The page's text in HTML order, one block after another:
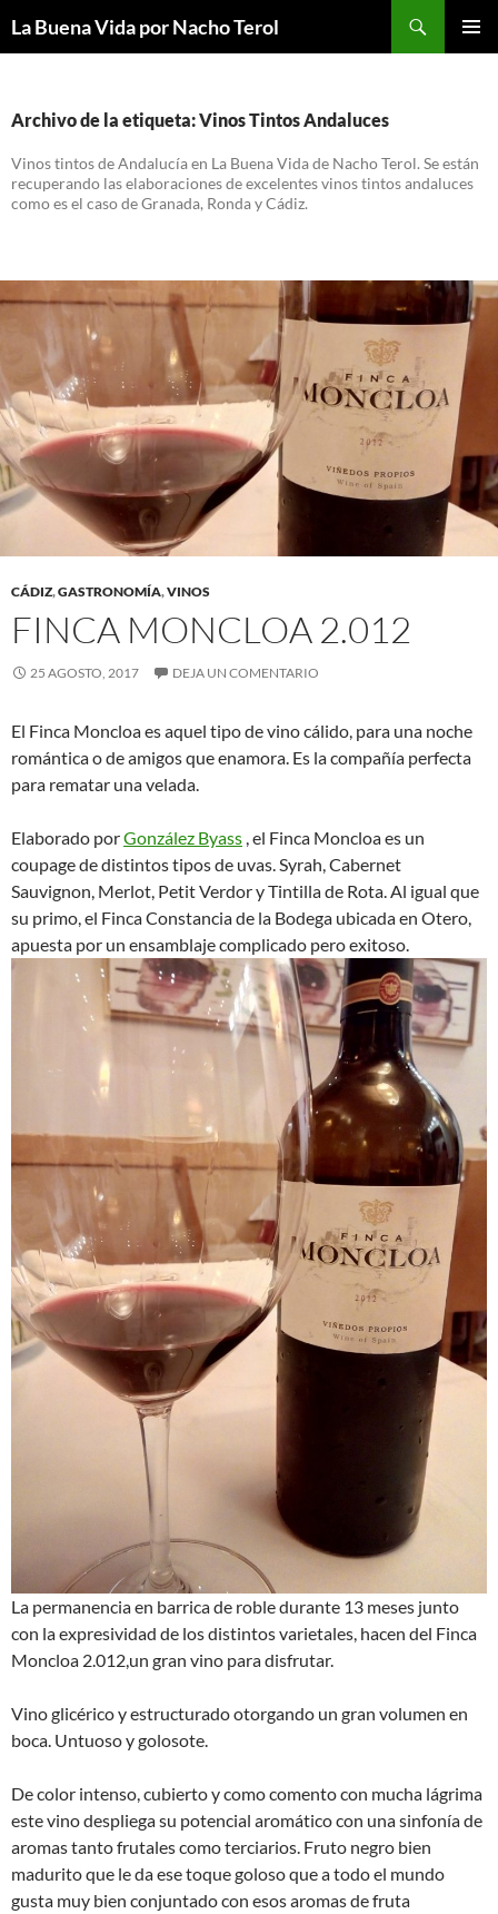
La Buena Vida por Nacho Terol
Archivo de la etiqueta: Vinos Tintos Andaluces
Vinos tintos de Andalucía en La Buena Vida de Nacho Terol. Se están
recuperando las elaboraciones de excelentes vinos tintos andaluces
como es el caso de Granada, Ronda y Cádiz.
CÁDIZ,GASTRONOMÍA,VINOS
FINCA MONCLOA 2.012
25 AGOSTO, 2017 DEJA UN COMENTARIO
El Finca Moncloa es aquel tipo de vino cálido, para una noche
romántica o de amigos que enamora. Es la compañía perfecta
para rematar una velada.
Elaborado porGonzález Byass , el Finca Moncloa es un
coupage de distintos tipos de uvas. Syrah, Cabernet
Sauvignon, Merlot, Petit Verdor y Tintilla de Rota. Al igual que
su primo, el Finca Constancia de la Bodega ubicada en Otero,
apuesta por un ensamblaje complicado pero exitoso.
La permanencia en barrica de roble durante 13 meses junto
con la expresividad de los distintos varietales, hacen del Finca
Moncloa 2.012,un gran vino para disfrutar.
Vino glicérico y estructurado otorgando un gran volumen en
boca. Untuoso y golosote.
De color intenso, cubierto y como comento con mucha lágrima
este vino despliega su potencial aromático con una sinfonía de
aromas tanto frutales como terciarios. Fruto negro bien
madurito que le da ese toque goloso que a todo el mundo
gusta muy bien conjuntado con esos aromas de fruta